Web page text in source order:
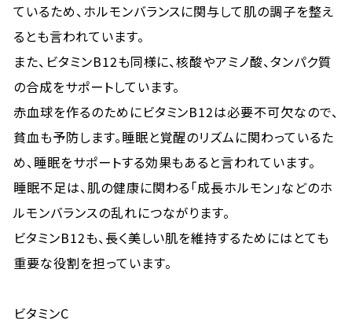
ているため、ホルモンバランスに関与して肌の調子を整え
るとも言われています。
また、ビタミンB12も同様に、核酸やアミノ酸、タンパク質
の合成をサポートしています。
赤血球を作るのためにビタミンB12は必要不可欠なので、
貧血も予防します。睡眠と覚醒のリズムに関わっているた
め、睡眠をサポートする効果もあると言われています。
睡眠不足は、肌の健康に関わる「成長ホルモン」などのホ
ルモンバランスの乱れにつながります。
ビタミンB12も、長く美しい肌を維持するためにはとても
重要な役割を担っています。
ビタミンC